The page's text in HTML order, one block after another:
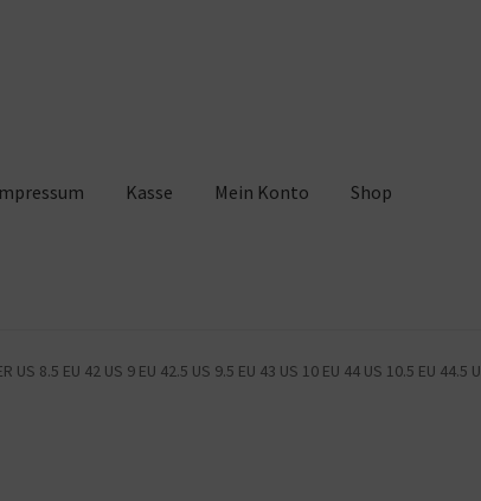
Kasse Mein Konto Shop
Mein Konto Shop Warenkorb
US 8.5 EU 42 US 9 EU 42.5 US 9.5 EU 43 US 10 EU 44 US 10.5 EU 44.5